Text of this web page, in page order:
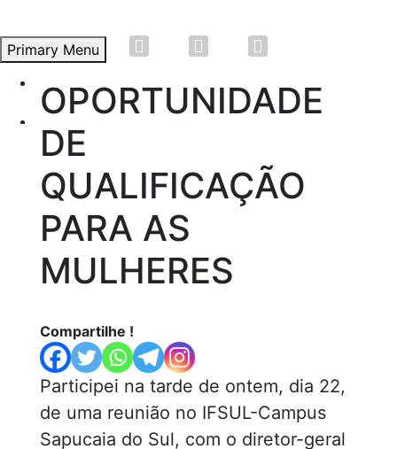
Skip
content
Primary Menu
Propostas e Lutas
Artigos
Vídeos
Saiba Mais
OPORTUNIDADE
DE
QUALIFICAÇÃO
PARA AS
MULHERES
Compartilhe !
Participei na tarde de ontem, dia 22,
de uma reunião no IFSUL-Campus
Sapucaia do Sul, com o diretor-geral